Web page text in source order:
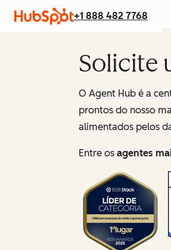
+1 888 482 7768
Solicite
O Agent Hub é a
prontos do nosso
alimentados pelos
Entre os agentes